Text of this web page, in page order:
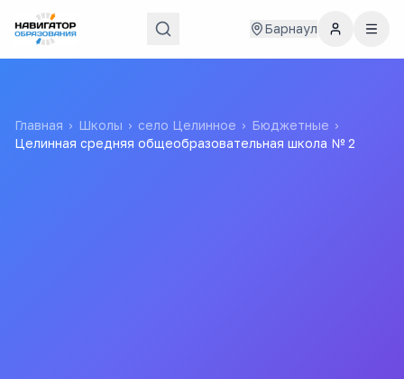
Барнаул
Главная › Школы › село Целинное › Бюджетные ›
Целинная средняя общеобразовательная школа № 2